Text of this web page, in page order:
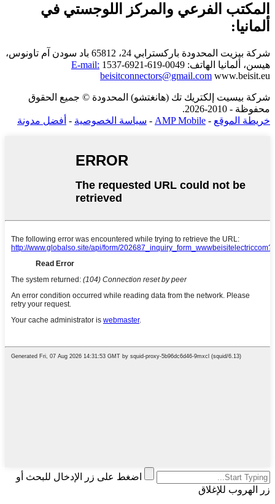
المكتب الفرعي والمركز اللوجستي في
ألمانيا:
شركة بيزيت المحدودة
باركسترابي 24، 65812 باد سودن آم تاونوس،
هيسن، ألمانيا الهاتف: 0049-619-6921-1537
E-mail:
beisitconnectors@gmail.com www.beisit.eu
شركة بيسيت إلكتريك تك (هانغتشو) المحدودة © جميع الحقوق
محفوظة - 2010-2026.
خريطة الموقع -
AMP Mobile
- سياسة الخصوصية - أفضل مدونة
اضغط على زر الإدخال للبحث أو
زر الهروب للإغلاق